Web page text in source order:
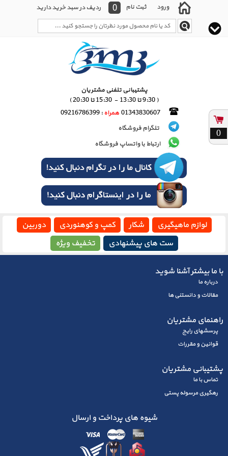
ورود ثبت نام 0 ردیف در سبد خرید دارید
پشتیبانی تلفنی مشتریان
( 9:30 تا 13:30 - 15:30 تا 20:30 )
01343830607 همراه : 09216786399
تلگرام فروشگاه
ارتباط با واتساپ فروشگاه
لوازم ماهیگیری شکار کمپ و کوهنوردی
دوربین
ست های پیشنهادی
تخفیف ویژه
با ما بیشتر آشنا شوید
درباره ما
مقالات و دانستنی ها
راهنمای مشتریان
پرسشهای رايج
قوانین و مقررات
پشتیبانی مشتریان
تماس با ما
رهگیری مرسوله پستی
شیوه های پرداخت و ارسال
0